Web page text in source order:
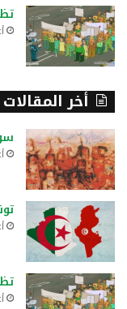
أخر المقالات